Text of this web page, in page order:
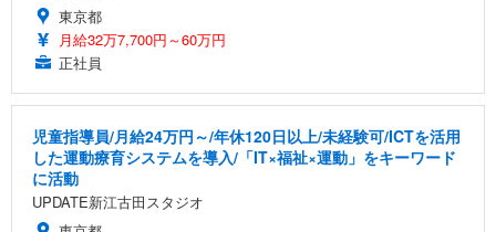
東京都
月給32万7,700円～60万円
正社員
児童指導員/月給24万円～/年休120日以上/未経験可/ICTを活用
した運動療育システムを導入/「IT×福祉×運動」をキーワード
に活動
UPDATE新江古田スタジオ